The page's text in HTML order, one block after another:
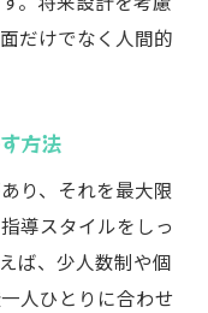
の学生指導法
イント解説
ムの特徴を分析
チを入れる方法
ト
比較ポイント集
だけでなく人間的
方法
り、それを最大限
導スタイルをしっ
ば、少人数制や個
人ひとりに合わせ